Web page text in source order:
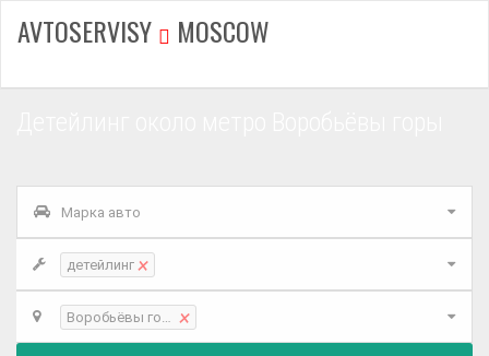
AVTOSERVISY MOSCOW
Марка авто
детейлинг ×
Воробьёвы горы×